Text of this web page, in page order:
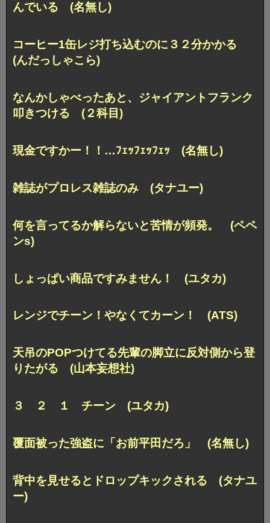
んでいる (名無し)
コーヒー1缶レジ打ち込むのに３２分かかる
(んだっしゃこら)
なんかしゃべったあと、ジャイアントフランク
叩きつける (２科目)
現金ですかー！！…ﾌｪｯﾌｪｯﾌｪｯ (名無し)
雑誌がプロレス雑誌のみ (タナユー)
何を言ってるか解らないと苦情が頻発。 (ペペ
ンs)
しょっぱい商品ですみません！ (ユタカ)
レンジでチーン！やなくてカーン！ (ATS)
天吊のPOPつけてる先輩の脚立に反対側から登
りたがる (山本妄想社)
３ ２ １ チーン (ユタカ)
覆面被った強盗に「お前平田だろ」 (名無し)
背中を見せるとドロップキックされる (タナユ
ー)